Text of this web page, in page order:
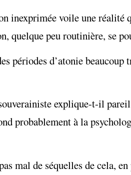
inexprimée voile une réalité
quelque peu routinière, se
périodes d’atonie beaucoup
explique-t-il
probablement à la
mal de séquelles de cela,